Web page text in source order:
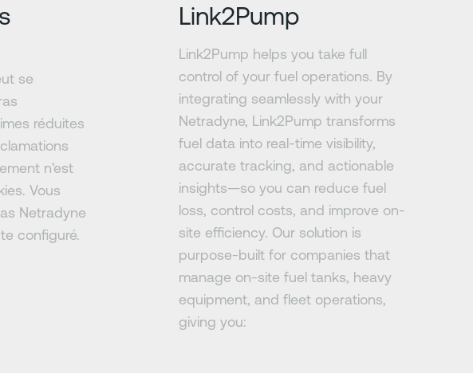
se
réduites
n'est
Vous
Netradyne
configuré.
Link2Pump
Link2Pump helps you take full
control of your fuel operations. By
integrating seamlessly with your
Netradyne, Link2Pump transforms
fuel data into real-time visibility,
accurate tracking, and actionable
insights—so you can reduce fuel
loss, control costs, and improve on-
site efficiency. Our solution is
purpose-built for companies that
manage on-site fuel tanks, heavy
equipment, and fleet operations,
giving you: